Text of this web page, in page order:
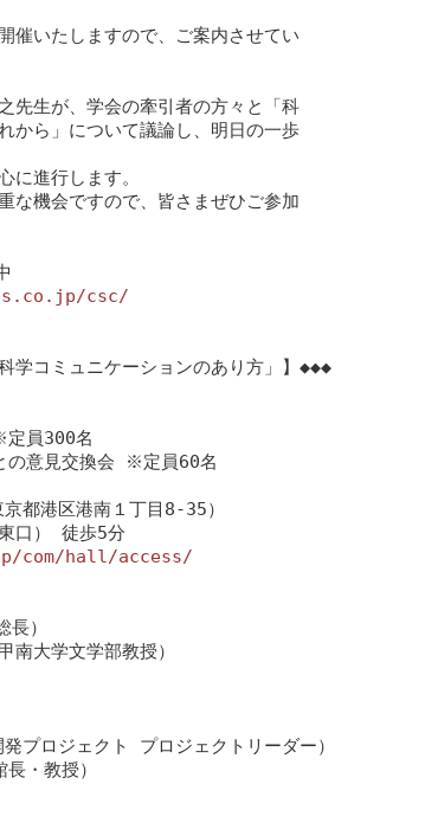
催いたしますので、ご案内させてい
先生が、学会の牽引者の方々と「科
から」について議論し、明日の一歩
に進行します。
な機会ですので、皆さまぜひご参加
csc/
ミュニケーションのあり方」】◆◆◆
員300名
意見交換会 ※定員60名
都港区港南１丁目8-35）
） 徒歩5分
com/hall/access/
）
大学文学部教授）
プロジェクト プロジェクトリーダー）
・教授）